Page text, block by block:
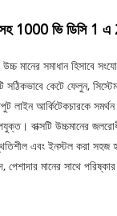
সহ 1000 ভি ডিসি 1 এ
মানের সমাধান হিসাবে
সঠিকভাবে কেটে ফেলুন,
আর্কিটেকচারকে সমর্থন
বাক্সটি উচ্চমানের
এবং ইনস্টল করা সহজ
পেশাদার মানের সাথে